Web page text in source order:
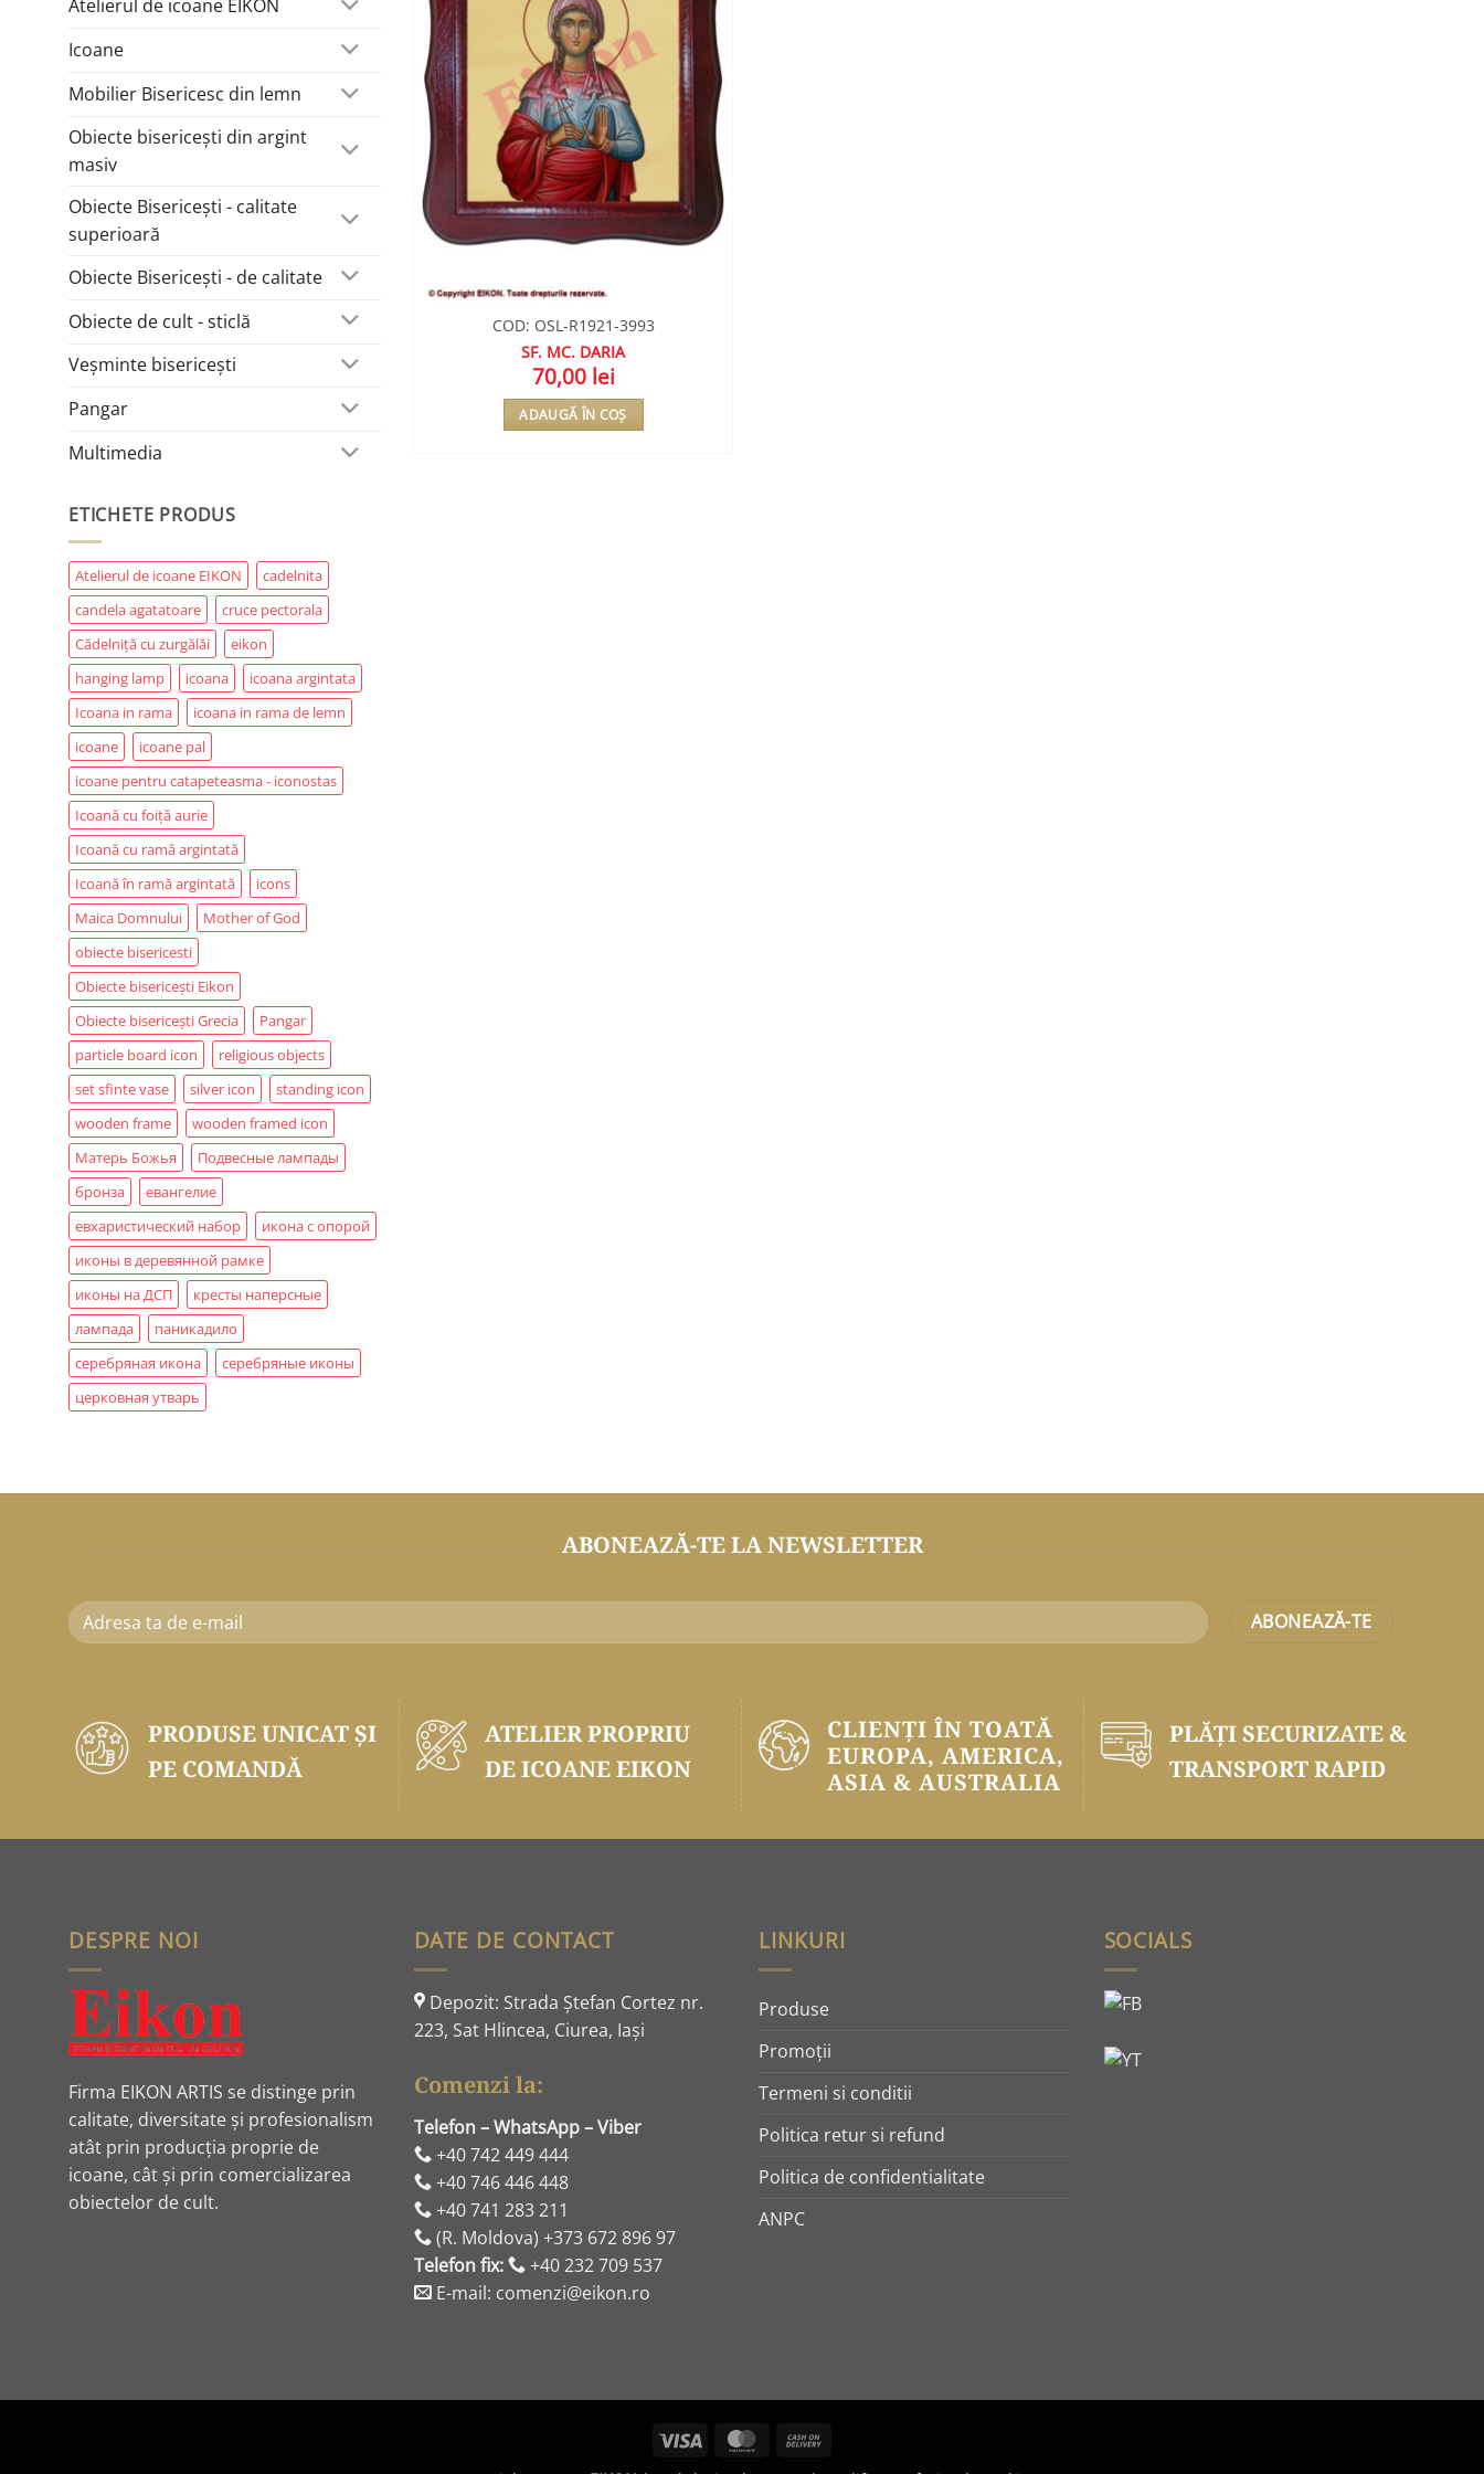
Atelierul de icoane EIKON
Icoane
Mobilier Bisericesc din lemn
Obiecte bisericești din argint
masiv
Obiecte Bisericești - calitate
superioară
Obiecte Bisericești - de calitate
Obiecte de cult - sticlă
Veșminte bisericești
Pangar
Multimedia
ETICHETE PRODUS
Atelierul de icoane EIKON
cadelnita
candela agatatoare
cruce pectorala
Cădelniță cu zurgălăi
eikon
hanging lamp
icoana
icoana argintata
Icoana in rama
icoana in rama de lemn
icoane
icoane pal
icoane pentru catapeteasma - iconostas
Icoană cu foiță aurie
Icoană cu ramă argintată
Icoană în ramă argintată
icons
Maica Domnului
Mother of God
obiecte bisericesti
Obiecte bisericești Eikon
Obiecte bisericești Grecia
Pangar
particle board icon
religious objects
set sfinte vase
silver icon
standing icon
wooden frame
wooden framed icon
Матерь Божья
Подвесные лампады
бронза
евангелие
евхаристический набор
икона с опорой
иконы в деревянной рамке
иконы на ДСП
кресты наперсные
лампада
паникадило
серебряная икона
серебряные иконы
церковная утварь
COD: OSL-R1921-3993
SF. MC. DARIA
70,00 lei
ADAUGĂ ÎN COȘ
ABONEAZĂ-TE LA NEWSLETTER
PRODUSE UNICAT ŞI
PE COMANDĂ
ATELIER PROPRIU
DE ICOANE EIKON
CLIENȚI ÎN TOATĂ
EUROPA, AMERICA,
ASIA & AUSTRALIA
PLĂŢI SECURIZATE &
TRANSPORT RAPID
DESPRE NOI
Firma EIKON ARTIS se distinge prin
calitate, diversitate și profesionalism
atât prin producția proprie de
icoane, cât și prin comercializarea
obiectelor de cult.
DATE DE CONTACT
Depozit: Strada Ştefan Cortez nr.
223, Sat Hlincea, Ciurea, Iaşi
Comenzi la:
Telefon – WhatsApp – Viber
+40 742 449 444
+40 746 446 448
+40 741 283 211
(R. Moldova) +373 672 896 97
Telefon fix:
+40 232 709 537
E-mail: comenzi@eikon.ro
LINKURI
Produse
Promoţii
Termeni si conditii
Politica retur si refund
Politica de confidentialitate
ANPC
SOCIALS
Visa MasterCard